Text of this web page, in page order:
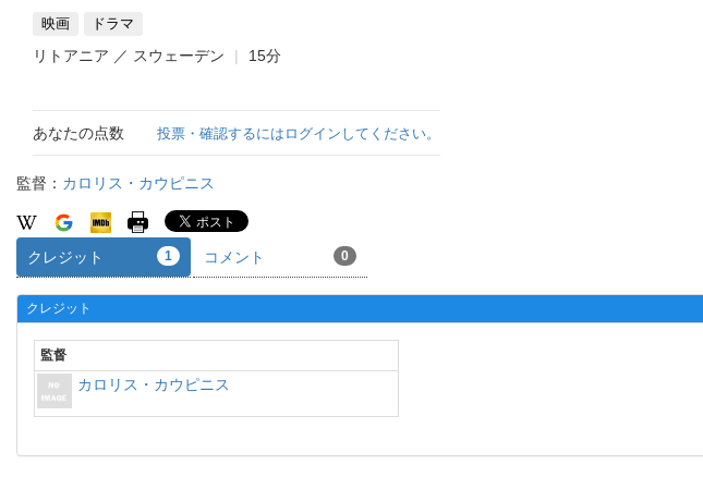
映画 ドラマ
リトアニア ／ スウェーデン 15分
あなたの点数 投票・確認するにはログインしてください。
監督： カロリス・カウピニス
クレジット 1 コメント 0
クレジット
監督
カロリス・カウピニス